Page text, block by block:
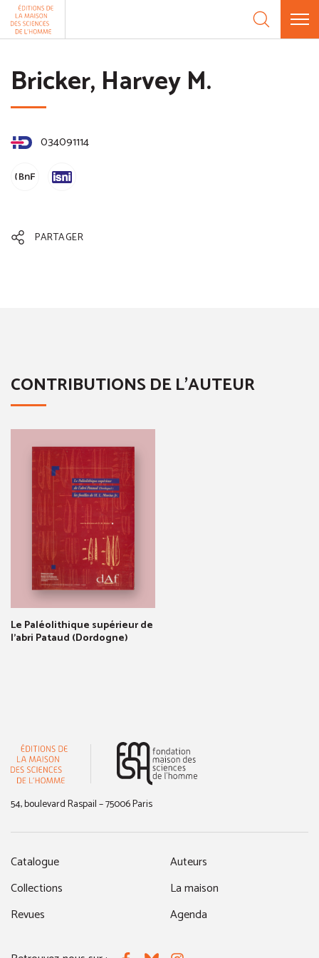
Aller au contenu
Bricker, Harvey M.
034091114
PARTAGER
CONTRIBUTIONS DE L'AUTEUR
Le Paléolithique supérieur de
l'abri Pataud (Dordogne)
54, boulevard Raspail – 75006 Paris
Catalogue
Collections
Revues
Auteurs
La maison
Agenda
Panneau de gestion des cookies